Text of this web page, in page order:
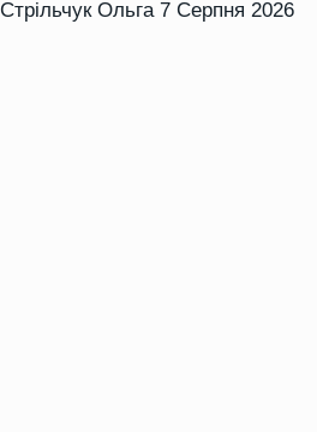
Стрільчук Ольга 7 Серпня 2026